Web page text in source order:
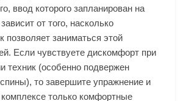
ввод которого запланирован на
от того, насколько
позволяет заниматься этой
Если чувствуете дискомфорт при
техник (особенно подвержен
то завершите упражнение и
комплексе только комфортные